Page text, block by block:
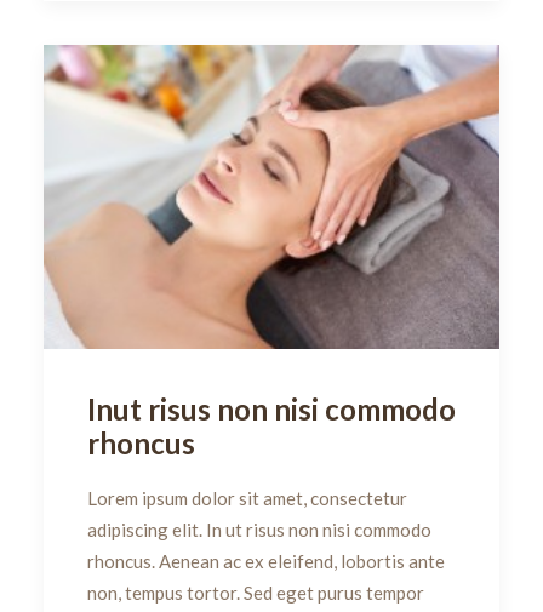
Inut risus non nisi commodo
rhoncus
Lorem ipsum dolor sit amet, consectetur
adipiscing elit. In ut risus non nisi commodo
rhoncus. Aenean ac ex eleifend, lobortis ante
non, tempus tortor. Sed eget purus tempor